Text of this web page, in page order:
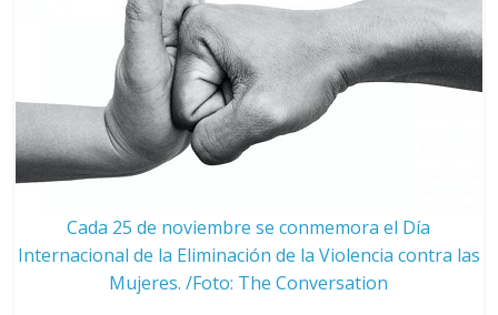
Cada 25 de noviembre se conmemora el Día
Internacional de la Eliminación de la Violencia contra las
Mujeres. /Foto: The Conversation